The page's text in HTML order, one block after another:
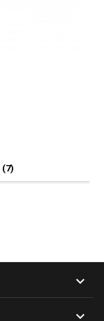
(7)

